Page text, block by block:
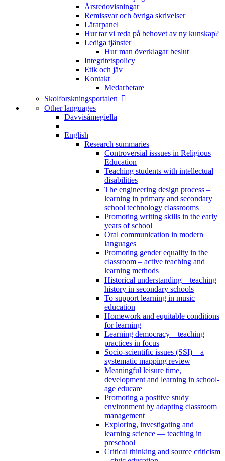
Årsredovisningar
Remissvar och övriga skrivelser
Lärarpanel
Hur tar vi reda på behovet av ny kunskap?
Lediga tjänster
Hur man överklagar beslut
Integritetspolicy
Etik och jäv
Kontakt
Medarbetare
Skolforskningsportalen
Other languages
Davvisámegiella
English
Research summaries
Controversial isssues in Religious
Education
Teaching students with intellectual
disabilities
The engineering design process –
learning in primary and secondary
school technology classrooms
Promoting writing skills in the early
years of school
Oral communication in modern
languages
Promoting gender equality in the
classroom – active teaching and
learning methods
Historical understanding – teaching
history in secondary schools
To support learning in music
education
Homework and equitable conditions
for learning
Learning democracy – teaching
practices in focus
Socio-scientific issues (SSI) – a
systematic mapping review
Meaningful leisure time,
development and learning in school-
age educare
Promoting a positive study
environment by adapting classroom
management
Exploring, investigating and
learning science — teaching in
preschool
Critical thinking and source criticism